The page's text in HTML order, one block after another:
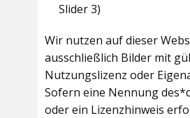
Slider 3)
Wir nutzen auf dieser
ausschließlich Bilder mit
Nutzungslizenz oder
Sofern eine Nennung
oder ein Lizenzhinweis